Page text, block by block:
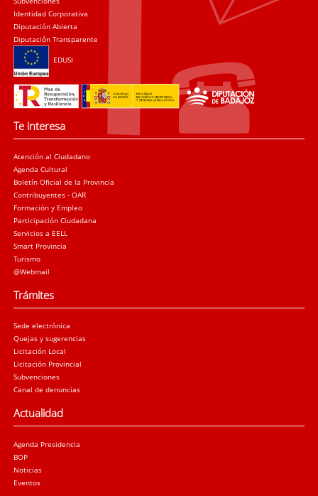
Identidad Corporativa
Diputación Abierta
Diputación Transparente
EDUSI
Te interesa
Atención al Ciudadano
Agenda Cultural
Boletín Oficial de la Provincia
Contribuyentes - OAR
Formación y Empleo
Participación Ciudadana
Servicios a EELL
Smart Provincia
Turismo
@Webmail
Trámites
Sede electrónica
Quejas y sugerencias
Licitación Local
Licitación Provincial
Subvenciones
Canal de denuncias
Actualidad
Agenda Presidencia
BOP
Noticias
Eventos